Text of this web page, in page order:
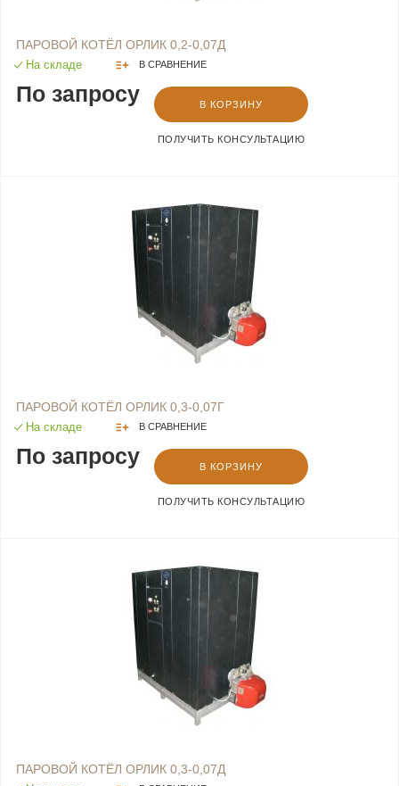
ПАРОВОЙ КОТЁЛ ОРЛИК 0,2-0,07Д
На складе В СРАВНЕНИЕ
По запросу В КОРЗИНУ
ПОЛУЧИТЬ КОНСУЛЬТАЦИЮ
ПАРОВОЙ КОТЁЛ ОРЛИК 0,3-0,07Г
На складе В СРАВНЕНИЕ
По запросу В КОРЗИНУ
ПОЛУЧИТЬ КОНСУЛЬТАЦИЮ
ПАРОВОЙ КОТЁЛ ОРЛИК 0,3-0,07Д